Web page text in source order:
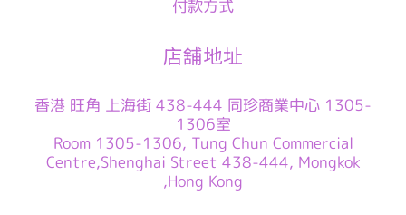
付款方式
店舖地址
香港 旺角 上海街 438-444 同珍商業中心 1305-
1306室
Room 1305-1306, Tung Chun Commercial
Centre,Shenghai Street 438-444, Mongkok
,Hong Kong